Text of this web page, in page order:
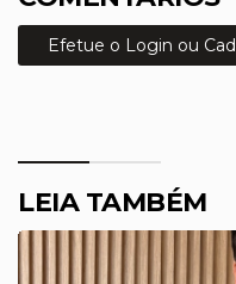
Efetue o Login ou
LEIA TAMBÉM